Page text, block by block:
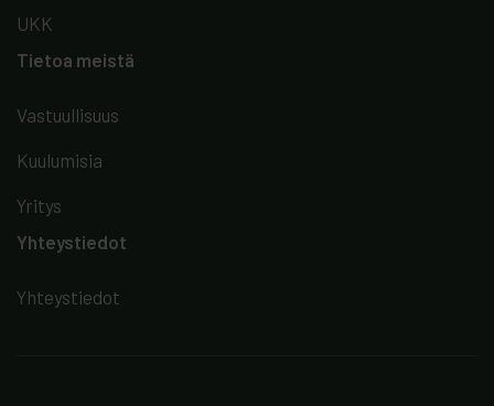
UKK
Tietoa meistä
Vastuullisuus
Kuulumisia
Yritys
Yhteystiedot
Yhteystiedot